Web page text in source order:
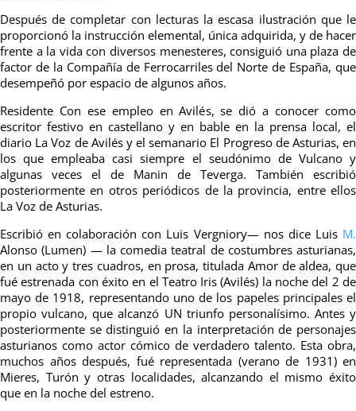
Después de completar con lecturas la escasa ilustración que le
proporcionó la instrucción elemental, única adquirida, y de hacer
frente a la vida con diversos menesteres, consiguió una plaza de
factor de la Compañía de Ferrocarriles del Norte de España, que
desempeñó por espacio de algunos años.
Residente Con ese empleo en Avilés, se dió a conocer como
escritor festivo en castellano y en bable en la prensa local, el
diario La Voz de Avilés y el semanario El Progreso de Asturias, en
los que empleaba casi siempre el seudónimo de Vulcano y
algunas veces el de Manin de Teverga. También escribió
posteriormente en otros periódicos de la provincia, entre ellos
La Voz de Asturias.
Escribió en colaboración con Luis Vergniory— nos dice Luis M.
Alonso (Lumen) — la comedia teatral de costumbres asturianas,
en un acto y tres cuadros, en prosa, titulada Amor de aldea, que
fué estrenada con éxito en el Teatro Iris (Avilés) la noche del 2 de
mayo de 1918, representando uno de los papeles principales el
propio vulcano, que alcanzó UN triunfo personalísimo. Antes y
posteriormente se distinguió en la interpretación de personajes
asturianos como actor cómico de verdadero talento. Esta obra,
muchos años después, fué representada (verano de 1931) en
Mieres, Turón y otras localidades, alcanzando el mismo éxito
que en la noche del estreno.